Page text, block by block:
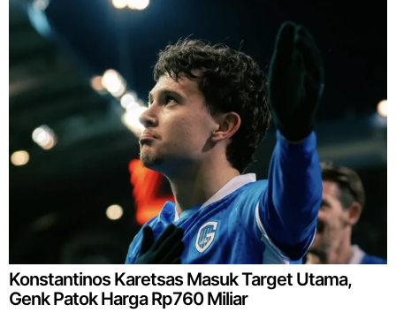
Konstantinos Karetsas Masuk Target Utama,
Genk Patok Harga Rp760 Miliar